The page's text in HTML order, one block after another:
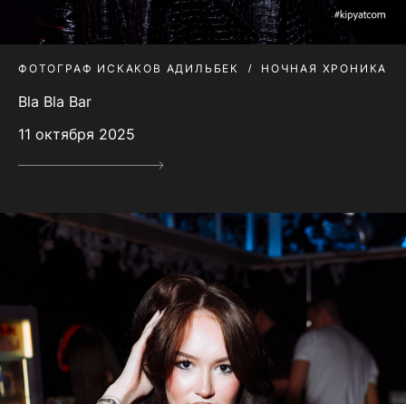
ФОТОГРАФ ИСКАКОВ АДИЛЬБЕК НОЧНАЯ ХРОНИКА
Bla Bla Bar
11 октября 2025